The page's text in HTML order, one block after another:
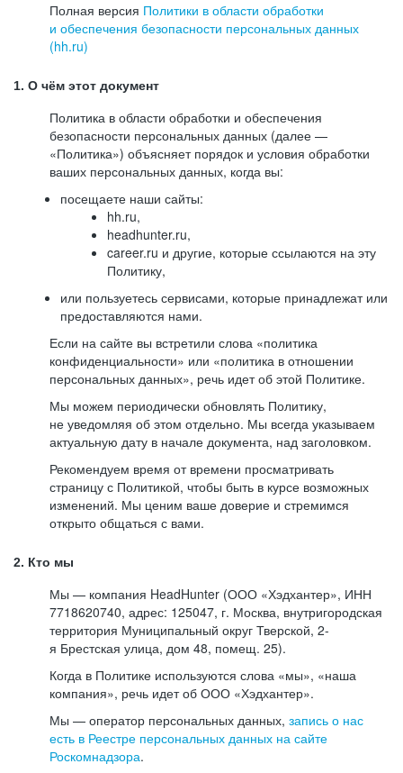
Полная версия Политики в области обработки
и обеспечения безопасности персональных данных
(hh.ru)
1. О чём этот документ
Политика в области обработки и обеспечения
безопасности персональных данных (далее —
«Политика») объясняет порядок и условия обработки
ваших персональных данных, когда вы:
посещаете наши сайты:
hh.ru,
headhunter.ru,
career.ru и другие, которые ссылаются на эту
Политику,
или пользуетесь сервисами, которые принадлежат или
предоставляются нами.
Если на сайте вы встретили слова «политика
конфиденциальности» или «политика в отношении
персональных данных», речь идет об этой Политике.
Мы можем периодически обновлять Политику,
не уведомляя об этом отдельно. Мы всегда указываем
актуальную дату в начале документа, над заголовком.
Рекомендуем время от времени просматривать
страницу с Политикой, чтобы быть в курсе возможных
изменений. Мы ценим ваше доверие и стремимся
открыто общаться с вами.
2. Кто мы
Мы — компания HeadHunter (ООО «Хэдхантер», ИНН
7718620740, адрес: 125047, г. Москва, внутригородская
территория Муниципальный округ Тверской, 2-
я Брестская улица, дом 48, помещ. 25).
Когда в Политике используются слова «мы», «наша
компания», речь идет об ООО «Хэдхантер».
Мы — оператор персональных данных, запись о нас
есть в Реестре персональных данных на сайте
Роскомнадзора.